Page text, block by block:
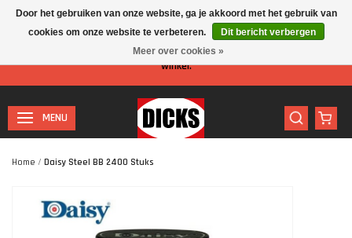
Let op: I.v.m. de zomervakantie is er minder personeel aanwezig in de
winkel.
MENU
Home / Daisy Steel BB 2400 Stuks
Door het gebruiken van onze website, ga je akkoord met het gebruik van
cookies om onze website te verbeteren.
Dit bericht verbergen
Meer over cookies »